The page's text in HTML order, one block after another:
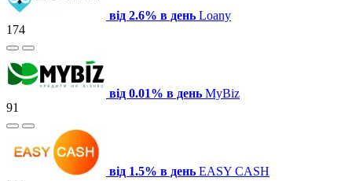
від 2.6% в день Loany
174
від 0.01% в день MyBiz
91
від 1.5% в день EASY CASH